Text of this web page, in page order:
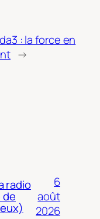
: la force en
→
radio
de
6
août
2026